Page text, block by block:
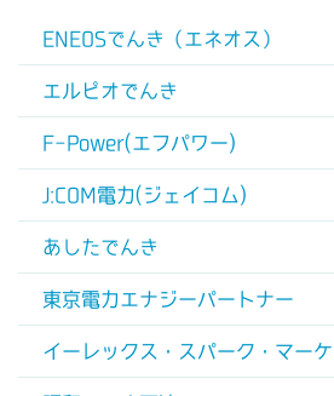
ENEOSでんき（エネオス）
エルピオでんき
F-Power(エフパワー)
J:COM電力(ジェイコム)
あしたでんき
東京電力エナジーパートナー
イーレックス・スパーク・マー